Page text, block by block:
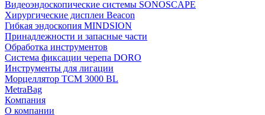
Видеоэндоскопические системы SONOSCAPE
Хирургические дисплеи Beacon
Гибкая эндоскопия MINDSION
Принадлежности и запасные части
Обработка инструментов
Система фиксации черепа DORO
Инструменты для лигации
Морцеллятор ТСМ 3000 BL
MetraBag
Компания
О компании